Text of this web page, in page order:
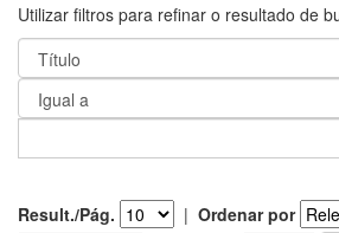
Utilizar filtros para refinar o resultado de
Result./Pág. | Ordenar por